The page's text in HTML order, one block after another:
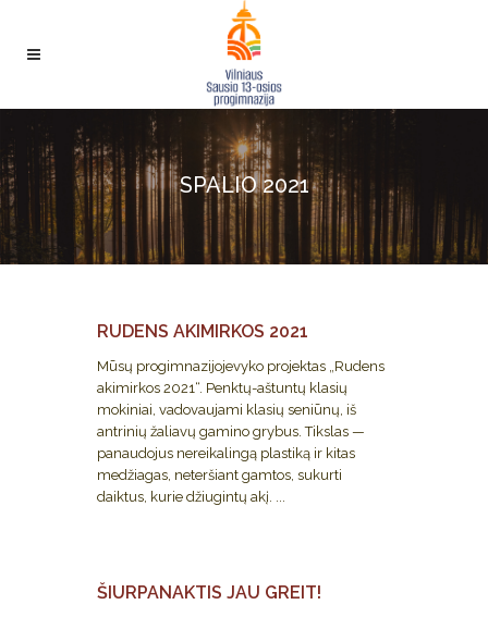
SPALIO 2021
RUDENS AKIMIRKOS 2021
Mūsų progimnazijojevyko projektas „Rudens
akimirkos 2021“. Penktų-aštuntų klasių
mokiniai, vadovaujami klasių seniūnų, iš
antrinių žaliavų gamino grybus. Tikslas —
panaudojus nereikalingą plastiką ir kitas
medžiagas, neteršiant gamtos, sukurti
daiktus, kurie džiugintų akį. ...
ŠIURPANAKTIS JAU GREIT!